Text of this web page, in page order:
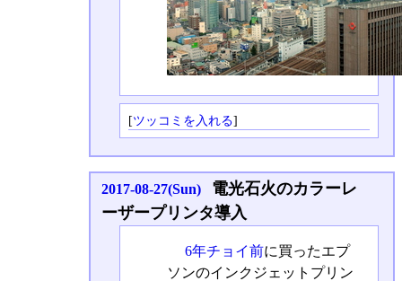
[ツッコミを入れる]
2017-08-27(Sun)
電光石火のカラーレ
ーザープリンタ導入
6年チョイ前に買ったエプ
ソンのインクジェットプリン